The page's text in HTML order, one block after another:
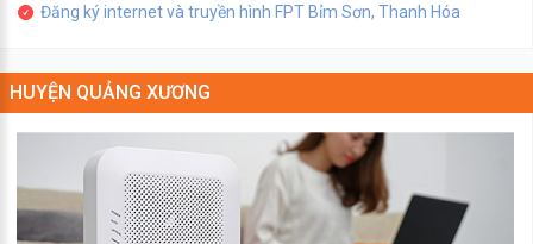
Đăng ký internet và truyền hình FPT Bỉm Sơn, Thanh Hóa
HUYỆN QUẢNG XƯƠNG